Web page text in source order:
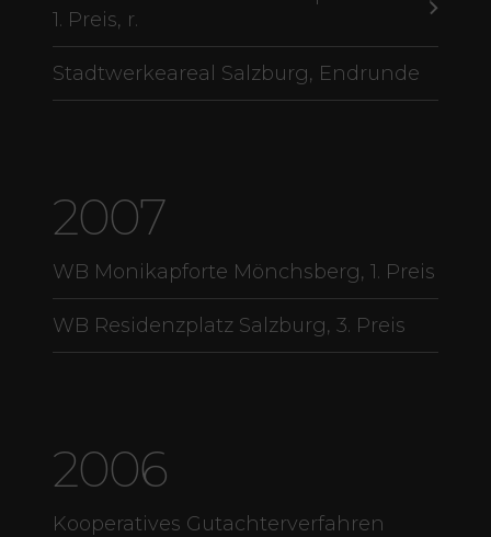
1. Preis, r.
Stadtwerkeareal Salzburg, Endrunde
2007
WB Monikapforte Mönchsberg, 1. Preis
WB Residenzplatz Salzburg, 3. Preis
2006
Kooperatives Gutachterverfahren